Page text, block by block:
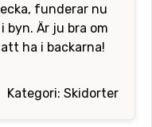
funderar nu
byn. Är ju bra om
ha i backarna!
Kategori: Skidorter